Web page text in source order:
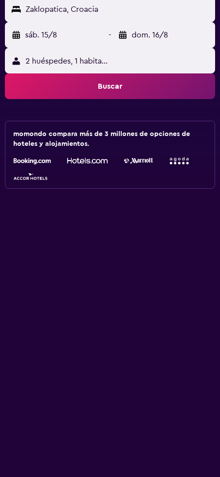
Zaklopatica, Croacia
sáb. 15/8 - dom. 16/8
2 huéspedes, 1 habitación
Buscar
momondo compara más de 3 millones de opciones de
hoteles y alojamientos.